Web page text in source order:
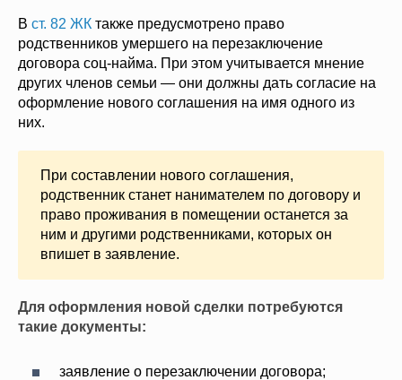
В ст. 82 ЖК также предусмотрено право
родственников умершего на перезаключение
договора соц-найма. При этом учитывается мнение
других членов семьи — они должны дать согласие на
оформление нового соглашения на имя одного из
них.
При составлении нового соглашения,
родственник станет нанимателем по договору и
право проживания в помещении останется за
ним и другими родственниками, которых он
впишет в заявление.
Для оформления новой сделки потребуются
такие документы:
заявление о перезаключении договора;